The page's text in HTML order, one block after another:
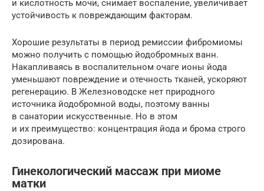
и кислотность мочи, снимает воспаление, увеличивает
устойчивость к повреждающим факторам.
Хорошие результаты в период ремиссии фибромиомы
можно получить с помощью йодобромных ванн.
Накапливаясь в воспалительном очаге ионы йода
уменьшают повреждение и отечность тканей, ускоряют
регенерацию. В Железноводске нет природного
источника йодобромной воды, поэтому ванны
в санатории искусственные. Но в этом
и их преимущество: концентрация йода и брома строго
дозирована.
Гинекологический массаж при миоме
матки